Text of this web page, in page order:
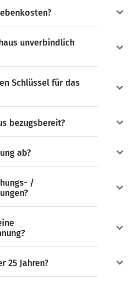
unverbindlich
Schlüssel für das
bezugsbereit?
ab?
/
25 Jahren?